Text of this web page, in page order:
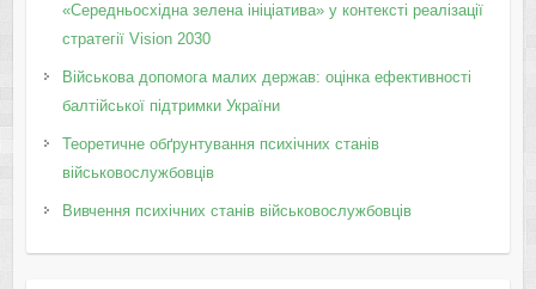
«Середньосхідна зелена ініціатива» у контексті реалізації
стратегії Vision 2030
Військова допомога малих держав: оцінка ефективності
балтійської підтримки України
Теоретичне обґрунтування психічних станів
військовослужбовців
Вивчення психічних станів військовослужбовців